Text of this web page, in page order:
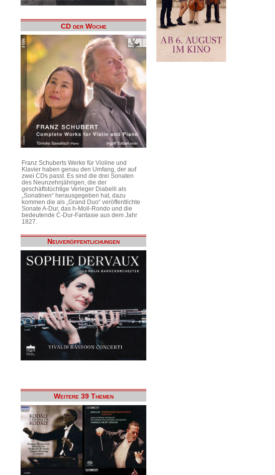
CD der Woche
Franz Schuberts Werke für Violine und
Klavier haben genau den Umfang, der auf
zwei CDs passt. Es sind die drei Sonaten
des Neunzehnjährigen, die der
geschäftstüchtige Verleger Diabelli als
„Sonatinen“ herausgegeben hat, dazu
kommen die als „Grand Duo“ veröffentlichte
Sonate A-Dur, das h-Moll-Rondo und die
bedeutende C-Dur-Fantasie aus dem Jahr
1827.
Neuveröffentlichungen
Weitere 39 Themen